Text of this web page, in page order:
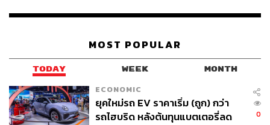
MOST POPULAR
TODAY WEEK MONTH
ECONOMIC
ยุคใหม่รถ EV ราคาเริ่ม (ถูก) กว่า
รถไฮบริด หลังต้นทุนแบตเตอรี่ลด
0